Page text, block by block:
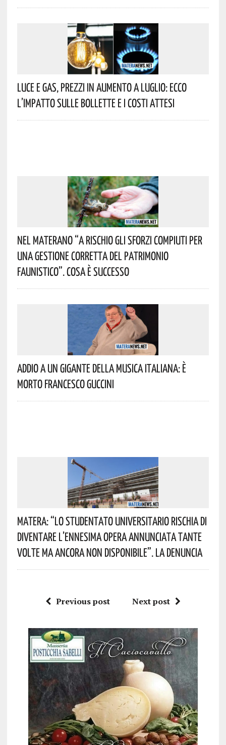
Luce E Gas, Prezzi In Aumento A Luglio: Ecco
L’impatto Sulle Bollette E I Costi Attesi
Nel Materano “a Rischio Gli Sforzi Compiuti Per
Una Gestione Corretta Del Patrimonio
Faunistico”. Cosa È Successo
Addio A Un Gigante Della Musica Italiana: È
Morto Francesco Guccini
Matera: “Lo Studentato Universitario Rischia Di
Diventare L’ennesima Opera Annunciata Tante
Volte Ma Ancora Non Disponibile”. La Denuncia
Previous post Next post